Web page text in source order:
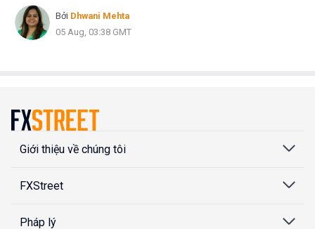
Bởi Dhwani Mehta
05 Aug, 03:38 GMT
Giới thiệu về chúng tôi
FXStreet
Pháp lý